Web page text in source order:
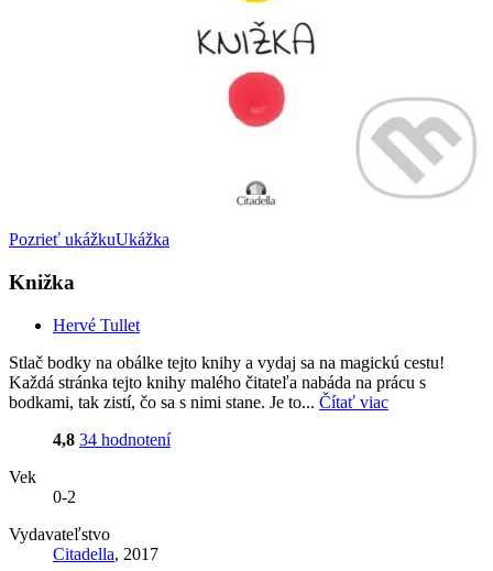
Pozrieť ukážkuUkážka
Knižka
Hervé Tullet
Stlač bodky na obálke tejto knihy a vydaj sa na magickú cestu!
Každá stránka tejto knihy malého čitateľa nabáda na prácu s
bodkami, tak zistí, čo sa s nimi stane. Je to... Čítať viac
4,8 34 hodnotení
Vek
0-2
Vydavateľstvo
Citadella, 2017